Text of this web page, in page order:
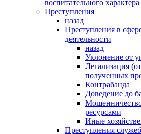
воспитательного характера
Преступления
назад
Преступления в
деятельности
назад
Уклонение от
Легализация
полученных
Контрабанда
Доведение до
ресурсами
Иные
Преступления